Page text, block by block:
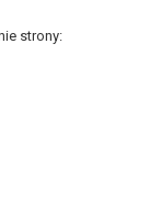
strony: